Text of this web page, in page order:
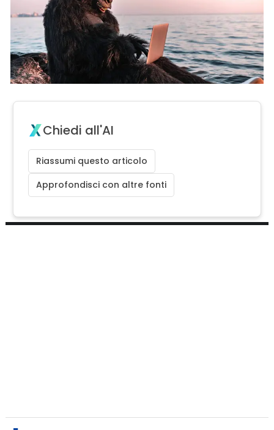
Chiedi all'AI
Riassumi questo articolo
Approfondisci con altre fonti